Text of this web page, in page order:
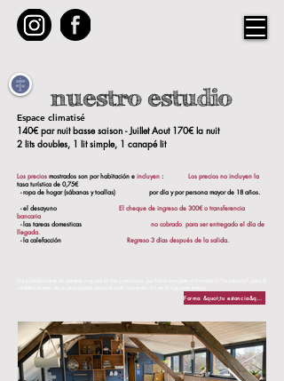
nuestro estudio
Espace climatisé
140€ par nuit basse saison - Juillet Aout 170€ la nuit
2 lits doubles, 1 lit simple, 1 canapé lit
Los precios mostrados son por habitación e incluyen :
Los precios no incluyen la
tasa turística de 0,75€
- ropa de hogar (sábanas y toallas)
por día y por persona mayor de 18 años.
- el desayuno
El cheque de ingreso de 300€ o transferencia
bancaria
- las tareas domesticas
no cobrado para ser entregado el día de
llegada.
- la calefacción
Regreso 3 días después de la salida.